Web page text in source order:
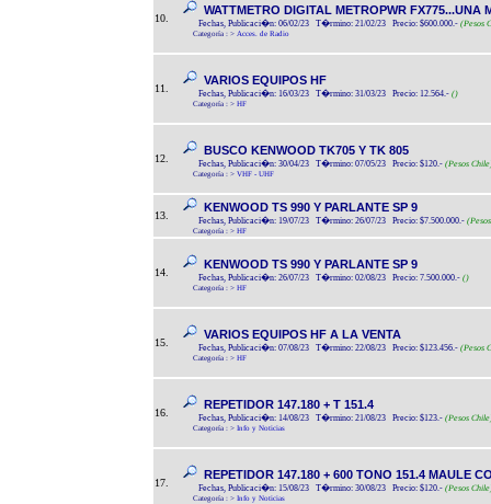
10.
WATTMETRO DIGITAL METROPWR FX775...UNA
Fechas, Publicaci�n: 06/02/23 T�rmino: 21/02/23 Precio: $600.000.- (Pesos
Categoría : > Acces. de Radio
11.
VARIOS EQUIPOS HF
Fechas, Publicaci�n: 16/03/23 T�rmino: 31/03/23 Precio: 12.564.- ()
Categoría : > HF
12.
BUSCO KENWOOD TK705 Y TK 805
Fechas, Publicaci�n: 30/04/23 T�rmino: 07/05/23 Precio: $120.- (Pesos
Categoría : > VHF - UHF
13.
KENWOOD TS 990 Y PARLANTE SP 9
Fechas, Publicaci�n: 19/07/23 T�rmino: 26/07/23 Precio: $7.500.000.-
Categoría : > HF
14.
KENWOOD TS 990 Y PARLANTE SP 9
Fechas, Publicaci�n: 26/07/23 T�rmino: 02/08/23 Precio: 7.500.000.- ()
Categoría : > HF
15.
VARIOS EQUIPOS HF A LA VENTA
Fechas, Publicaci�n: 07/08/23 T�rmino: 22/08/23 Precio: $123.456.- (Pesos
Categoría : > HF
16.
REPETIDOR 147.180 + T 151.4
Fechas, Publicaci�n: 14/08/23 T�rmino: 21/08/23 Precio: $123.- (Pesos
Categoría : > Info y Noticias
17.
REPETIDOR 147.180 + 600 TONO 151.4 MAULE
Fechas, Publicaci�n: 15/08/23 T�rmino: 30/08/23 Precio: $120.- (Pesos
Categoría : > Info y Noticias